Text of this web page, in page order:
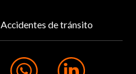
Accidentes de tránsito